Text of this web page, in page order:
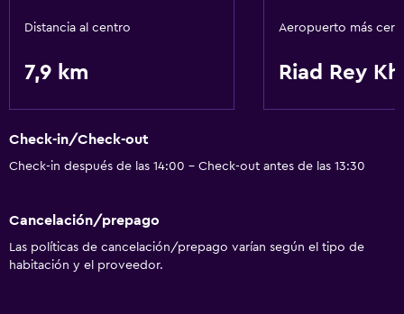
Distancia al centro
7,9 km
Aeropuerto más
Riad Rey
Check-in/Check-out
Check-in después de las 14:00 - Check-out antes de las 13:30
Cancelación/prepago
Las políticas de cancelación/prepago varían según el tipo de
habitación y el proveedor.